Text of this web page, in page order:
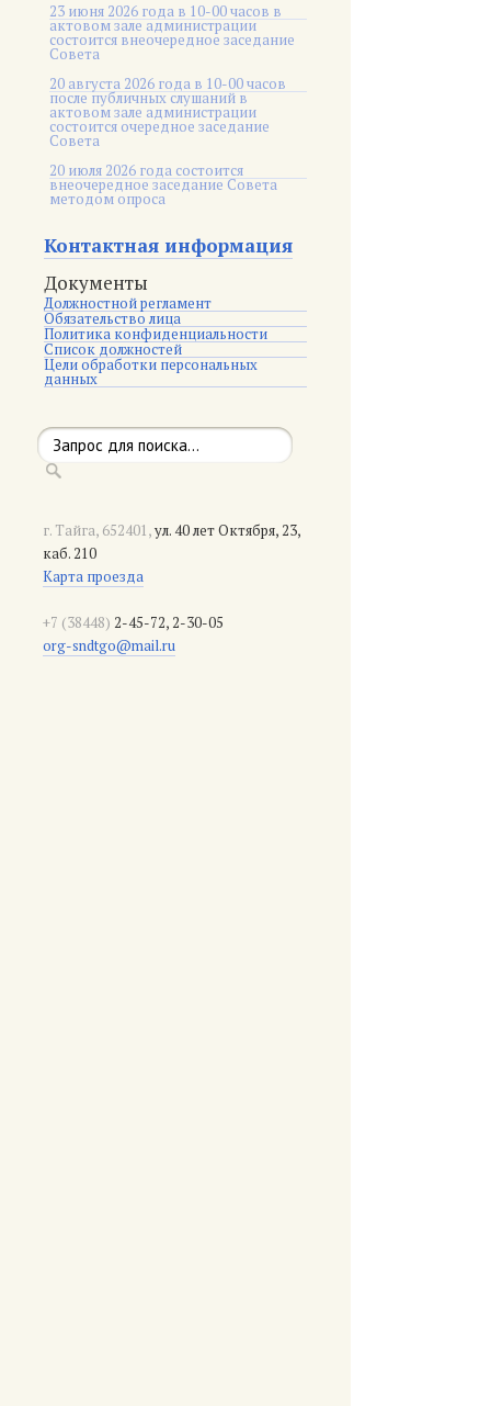
23 июня 2026 года в 10-00 часов в
актовом зале администрации
состоится внеочередное заседание
Совета
20 августа 2026 года в 10-00 часов
после публичных слушаний в
актовом зале администрации
состоится очередное заседание
Совета
20 июля 2026 года состоится
внеочередное заседание Совета
методом опроса
Контактная информация
Документы
Должностной регламент
Обязательство лица
Политика конфиденциальности
Список должностей
Цели обработки персональных
данных
г. Тайга, 652401,ул. 40 лет Октября, 23,
каб. 210
Карта проезда
+7 (38448) 2-45-72, 2-30-05
org-sndtgo@mail.ru